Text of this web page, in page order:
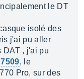
le DT
isolé des
j'ai pu aller
DAT , j'ai pu
, le
Pro, sur des